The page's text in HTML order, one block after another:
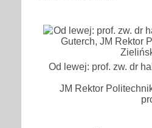
Od lewej: prof. zw. dr
JM Rektor